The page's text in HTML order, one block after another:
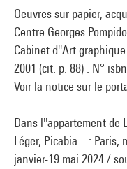
Oeuvres sur papier,
Centre Georges
Cabinet d''Art
2001 (cit. p. 88) . N°
Voir la notice sur le
Dans l''appartement de
Léger, Picabia... : Paris,
janvier-19 mai 2024 /